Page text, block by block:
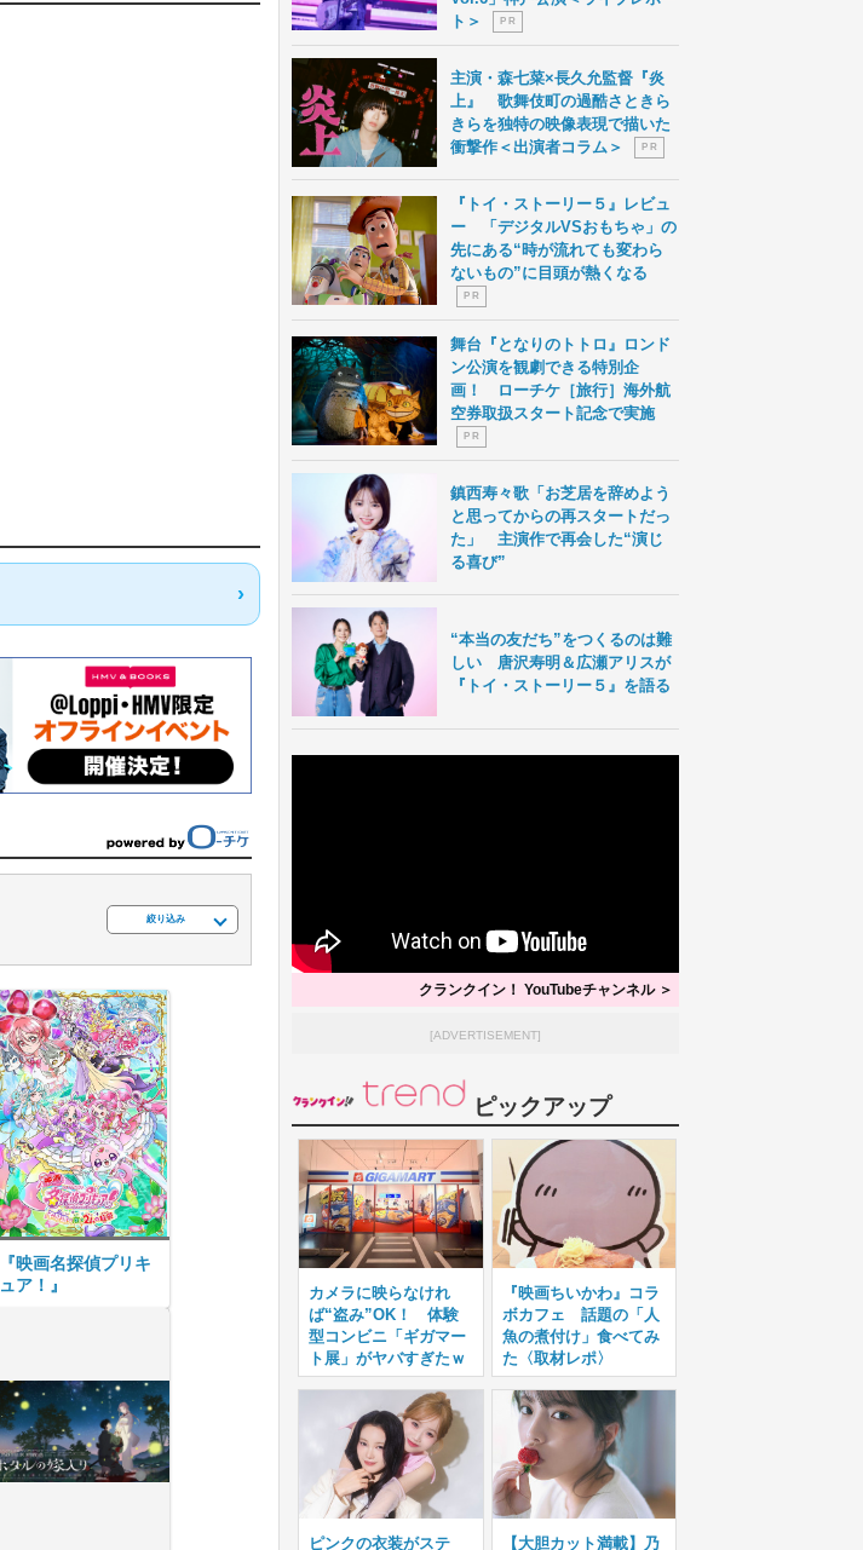
絞り込み
『映画名探偵プリキ
ュア！』
ト＞
P R
主演・森七菜×長久允監督『炎
上』 歌舞伎町の過酷さときら
きらを独特の映像表現で描いた
衝撃作＜出演者コラム＞
P R
『トイ・ストーリー５』レビュ
ー 「デジタルVSおもちゃ」の
先にある“時が流れても変わら
ないもの”に目頭が熱くなる
P R
舞台『となりのトトロ』ロンド
ン公演を観劇できる特別企
画！ ローチケ［旅行］海外航
空券取扱スタート記念で実施
P R
鎮西寿々歌「お芝居を辞めよう
と思ってからの再スタートだっ
た」 主演作で再会した“演じ
る喜び”
“本当の友だち”をつくるのは難
しい 唐沢寿明＆広瀬アリスが
『トイ・ストーリー５』を語る
クランクイン！ YouTubeチャンネル ＞
[ADVERTISEMENT]
ピックアップ
カメラに映らなけれ
ば“盗み”OK！ 体験
型コンビニ「ギガマー
ト展」がヤバすぎたｗ
『映画ちいかわ』コラ
ボカフェ 話題の「人
魚の煮付け」食べてみ
た〈取材レポ〉
ピンクの衣装がステ 【大胆カット満載】乃